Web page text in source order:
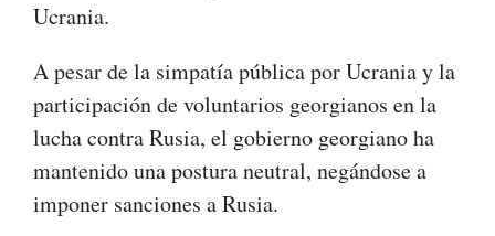
Ucrania.
A pesar de la simpatía pública por Ucrania y la
participación de voluntarios georgianos en la
lucha contra Rusia, el gobierno georgiano ha
mantenido una postura neutral, negándose a
imponer sanciones a Rusia.